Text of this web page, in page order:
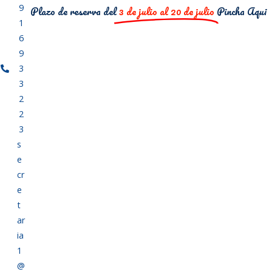
9
1
6
9
3
3
2
2
3
s
e
cr
e
t
ar
ia
1
@
Plazo de reserva del3 de julio al 20 de julio Pincha Aqui